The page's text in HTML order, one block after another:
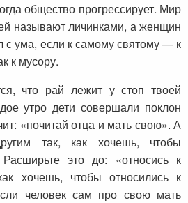
общество прогрессирует. Мир
называют личинками, а женщин
ума, если к самому святому — к
к мусору.
что рай лежит у стоп твоей
утро дети совершали поклон
«почитай отца и мать свою». А
так, как хочешь, чтобы
это до: «относись к
хочешь, чтобы относились к
человек сам про свою мать